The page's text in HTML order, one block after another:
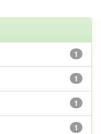
1
1
1
1